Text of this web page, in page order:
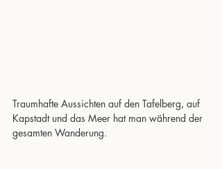
Traumhafte Aussichten auf den Tafelberg, auf
Kapstadt und das Meer hat man während der
gesamten Wanderung.